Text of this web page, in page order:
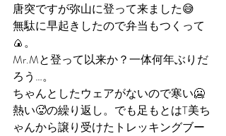
唐突ですが弥山に登って来ました😅
無駄に早起きしたので弁当もつくって
🍙。
Mr.Mと登って以来か？一体何年ぶりだ
ろう…。
ちゃんとしたウェアがないので寒い🥶
熱い🥵の繰り返し。でも足もとはT美ち
ゃんから譲り受けたトレッキングブー